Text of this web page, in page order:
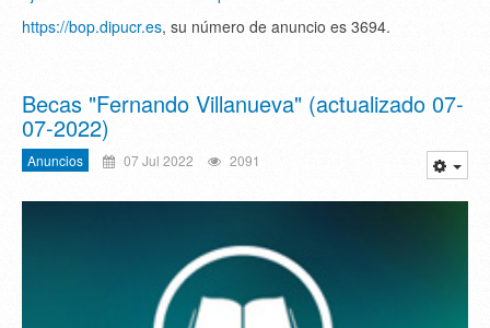
https://bop.dipucr.es, su número de anuncio es 3694.
Becas "Fernando Villanueva" (actualizado 07-
07-2022)
Anuncios 07 Jul 2022 2091